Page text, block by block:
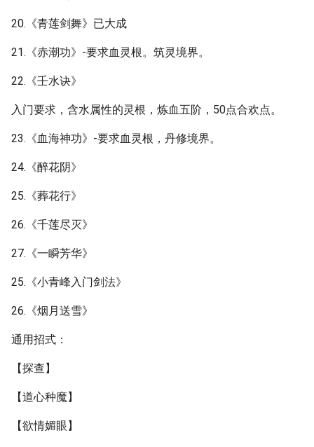
20.《青莲剑舞》已大成
21.《赤潮功》-要求血灵根。筑灵境界。
22.《壬水诀》
入门要求，含水属性的灵根，炼血五阶，50点合欢点。
23.《血海神功》-要求血灵根，丹修境界。
24.《醉花阴》
25.《葬花行》
26.《千莲尽灭》
27.《一瞬芳华》
25.《小青峰入门剑法》
26.《烟月送雪》
通用招式：
【探查】
【道心种魔】
【欲情媚眼】